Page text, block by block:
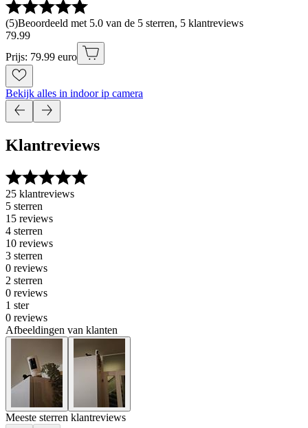
(5)Beoordeeld met 5.0 van de 5 sterren, 5 klantreviews
79.99
Prijs: 79.99 euro
Bekijk alles in indoor ip camera
Klantreviews
25 klantreviews
5 sterren
15 reviews
4 sterren
10 reviews
3 sterren
0 reviews
2 sterren
0 reviews
1 ster
0 reviews
Afbeeldingen van klanten
Meeste sterren klantreviews